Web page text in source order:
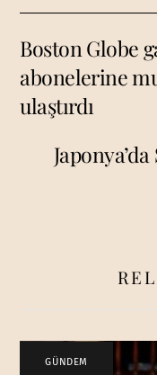
Boston Globe
abonelerine
ulaştırdı
GÜNDEM